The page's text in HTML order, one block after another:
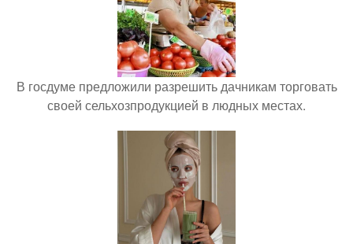
В госдуме предложили разрешить дачникам торговать
своей сельхозпродукцией в людных местах.